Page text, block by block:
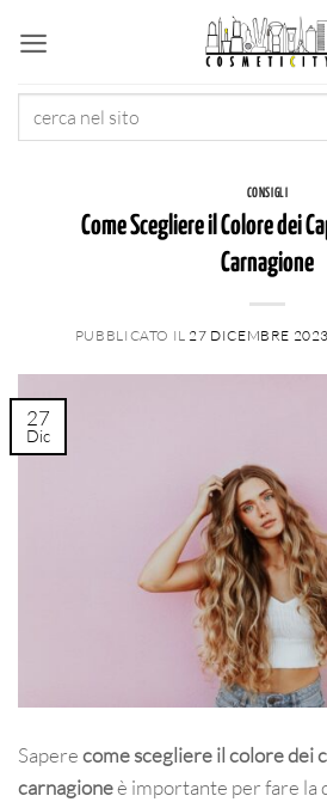
CONSIGLI
Come Scegliere il Colore dei
Carnagione
PUBBLICATO IL 27 DICEMBRE 2023
27
Dic
Saperecome scegliere il colore dei
carnagioneè importante per fare la